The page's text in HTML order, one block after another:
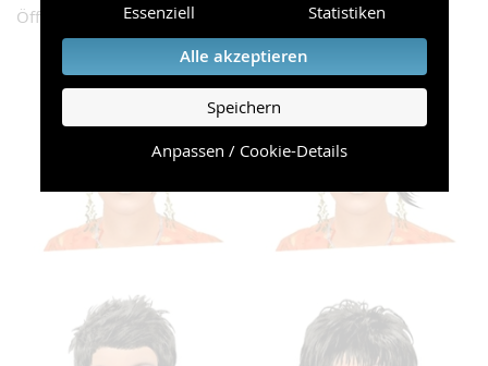
Essenziell Statistiken
Alle akzeptieren
Speichern
Anpassen / Cookie-Details
Öffentliche Galerie/Zeichnungen & Kunst/moovehaare